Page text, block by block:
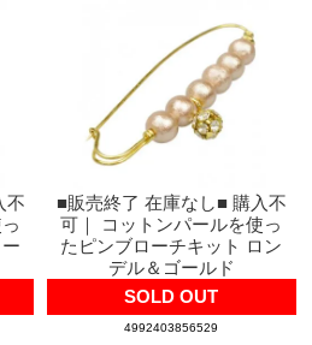
不
■販売終了 在庫なし■ 購入不
可｜ コットンパールを使っ
たピンブローチキット ロン
デル＆ゴールド
SOLD OUT
4992403856529